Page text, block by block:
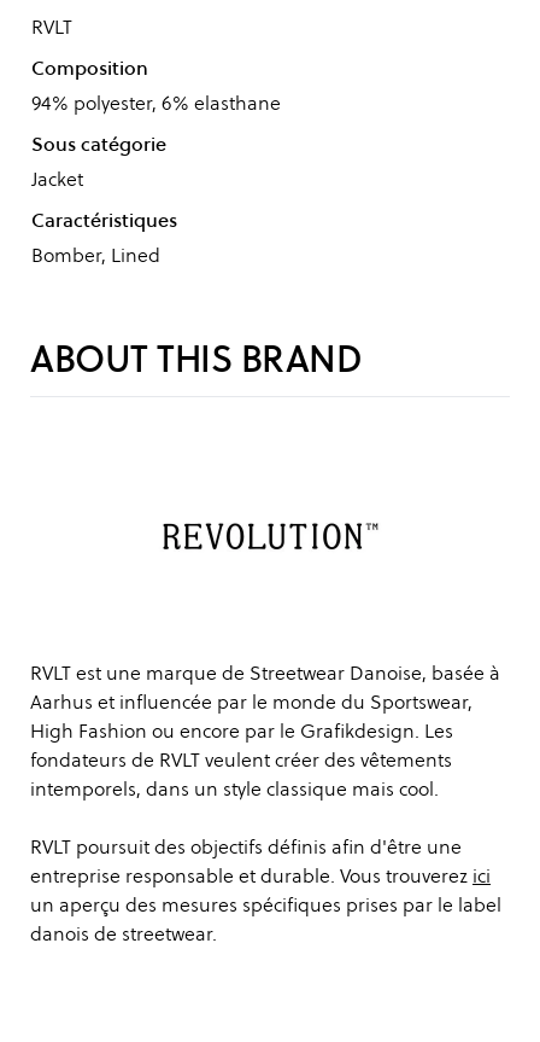
RVLT
Composition
94% polyester, 6% elasthane
Sous catégorie
Jacket
Caractéristiques
Bomber, Lined
ABOUT THIS BRAND
RVLT est une marque de Streetwear Danoise, basée à
Aarhus et influencée par le monde du Sportswear,
High Fashion ou encore par le Grafikdesign. Les
fondateurs de RVLT veulent créer des vêtements
intemporels, dans un style classique mais cool.
RVLT poursuit des objectifs définis afin d'être une
entreprise responsable et durable. Vous trouverez ici
un aperçu des mesures spécifiques prises par le label
danois de streetwear.